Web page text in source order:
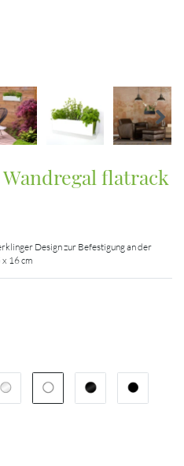
flatrack
Design zur Befestigung an der
16 cm